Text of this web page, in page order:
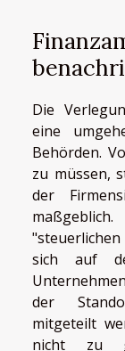
Die
eine
Behörden.
zu müssen,
der
sich auf
der
mitgeteilt
nicht zu